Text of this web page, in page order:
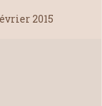
2015